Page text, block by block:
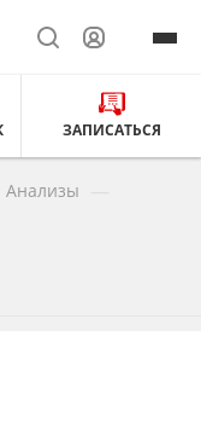
ЗАПИСАТЬСЯ
Анализы